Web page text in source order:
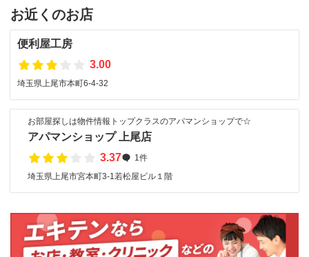
お近くのお店
便利屋工房
3.00
埼玉県上尾市本町6-4-32
お部屋探しは物件情報トップクラスのアパマンショップで☆
アパマンショップ 上尾店
3.37
1件
埼玉県上尾市宮本町3-1若松屋ビル１階